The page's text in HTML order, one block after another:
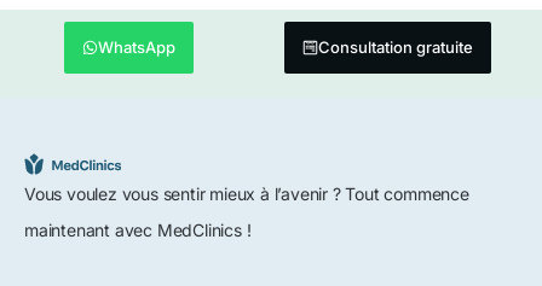
WhatsApp Consultation gratuite
Vous voulez vous sentir mieux à l’avenir ? Tout commence
maintenant avec MedClinics !